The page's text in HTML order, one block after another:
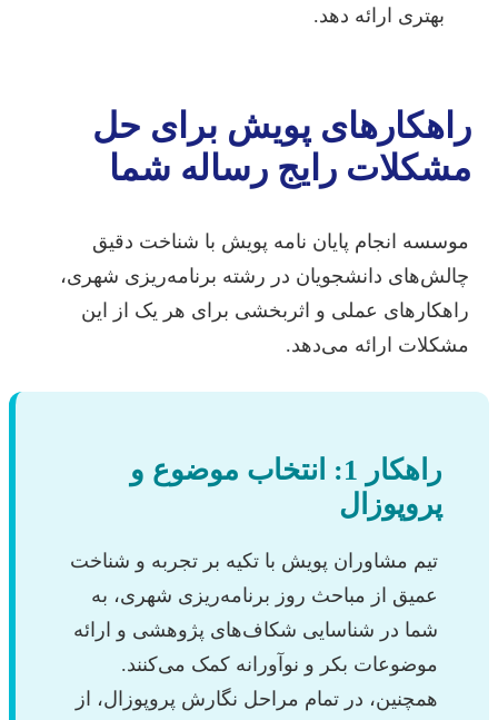
بهتری ارائه دهد.
راهکارهای پویش برای حل
مشکلات رایج رساله شما
موسسه انجام پایان نامه پویش با شناخت دقیق
چالش‌های دانشجویان در رشته برنامه‌ریزی شهری،
راهکارهای عملی و اثربخشی برای هر یک از این
مشکلات ارائه می‌دهد.
راهکار 1: انتخاب موضوع و
پروپوزال
تیم مشاوران پویش با تکیه بر تجربه و شناخت
عمیق از مباحث روز برنامه‌ریزی شهری، به
شما در شناسایی شکاف‌های پژوهشی و ارائه
موضوعات بکر و نوآورانه کمک می‌کنند.
همچنین، در تمام مراحل نگارش پروپوزال، از